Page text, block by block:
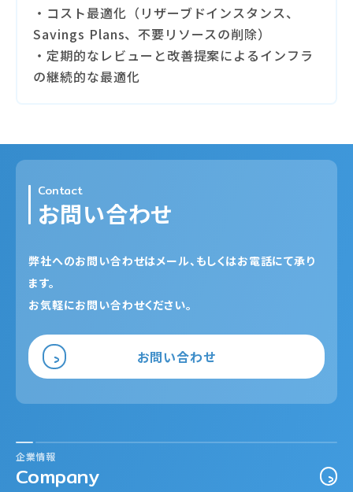
・コスト最適化（リザーブドインスタンス、
Savings Plans、不要リソースの削除）
・定期的なレビューと改善提案によるインフラ
の継続的な最適化
Contact
お問い合わせ
弊社へのお問い合わせはメール、もしくはお電話にて承り
ます。
お気軽にお問い合わせください。
お問い合わせ
企業情報
Company